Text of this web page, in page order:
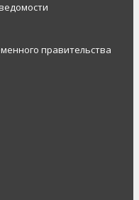
правительства